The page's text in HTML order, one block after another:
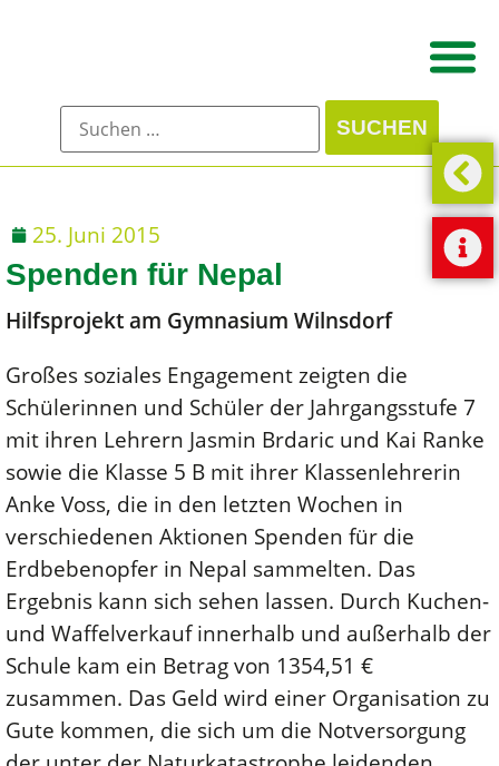
25. Juni 2015
Spenden für Nepal
Hilfsprojekt am Gymnasium Wilnsdorf
Großes soziales Engagement zeigten die
Schülerinnen und Schüler der Jahrgangsstufe 7
mit ihren Lehrern Jasmin Brdaric und Kai Ranke
sowie die Klasse 5 B mit ihrer Klassenlehrerin
Anke Voss, die in den letzten Wochen in
verschiedenen Aktionen Spenden für die
Erdbebenopfer in Nepal sammelten. Das
Ergebnis kann sich sehen lassen. Durch Kuchen-
und Waffelverkauf innerhalb und außerhalb der
Schule kam ein Betrag von 1354,51 €
zusammen. Das Geld wird einer Organisation zu
Gute kommen, die sich um die Notversorgung